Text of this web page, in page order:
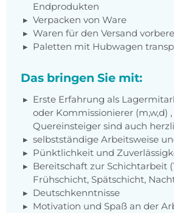
Endprodukten
Verpacken von Ware
Waren für den Versand
Paletten mit Hubwagen
Das bringen Sie mit:
Erste Erfahrung als
oder Kommissionierer (m,w,d)
Quereinsteiger sind auch
selbstständige Arbeitsweise
Pünktlichkeit und
Bereitschaft zur Schichtarbeit
Frühschicht, Spätschicht,
Deutschkenntnisse
Motivation und Spaß an der